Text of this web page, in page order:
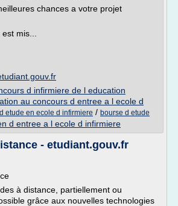
chances a votre projet
mis...
d infirmiere de l education
au concours d entree a l ecole d
etude en ecole d infirmiere / bourse d etude
d entree a l ecole d infirmiere
- etudiant.gouv.fr
à distance, partiellement ou
grâce aux nouvelles technologies